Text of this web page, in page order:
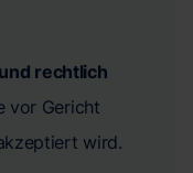
rechtlich
vor Gericht
wird.